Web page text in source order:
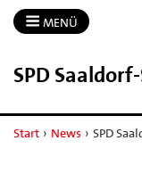
MENÜ
SPD
Start › News › SPD